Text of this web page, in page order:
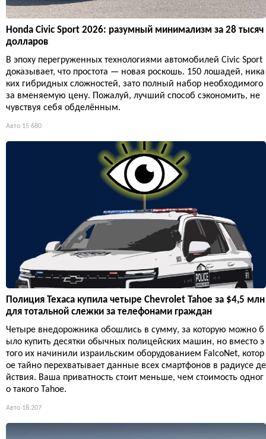
Honda Civic Sport 2026: разумный минимализм за 28 тысяч
долларов
В эпоху перегруженных технологиями автомобилей Civic Sport
доказывает, что простота — новая роскошь. 150 лошадей, ника
ких гибридных сложностей, зато полный набор необходимого
за вменяемую цену. Пожалуй, лучший способ сэкономить, не
чувствуя себя обделённым.
Авто 15 680
Полиция Техаса купила четыре Chevrolet Tahoe за $4,5 млн
для тотальной слежки за телефонами граждан
Четыре внедорожника обошлись в сумму, за которую можно б
ыло купить десятки обычных полицейских машин, но вместо э
того их начинили израильским оборудованием FalcoNet, котор
ое тайно перехватывает данные всех смартфонов в радиусе де
йствия. Ваша приватность стоит меньше, чем стоимость одног
о такого Tahoe.
Авто 18 207